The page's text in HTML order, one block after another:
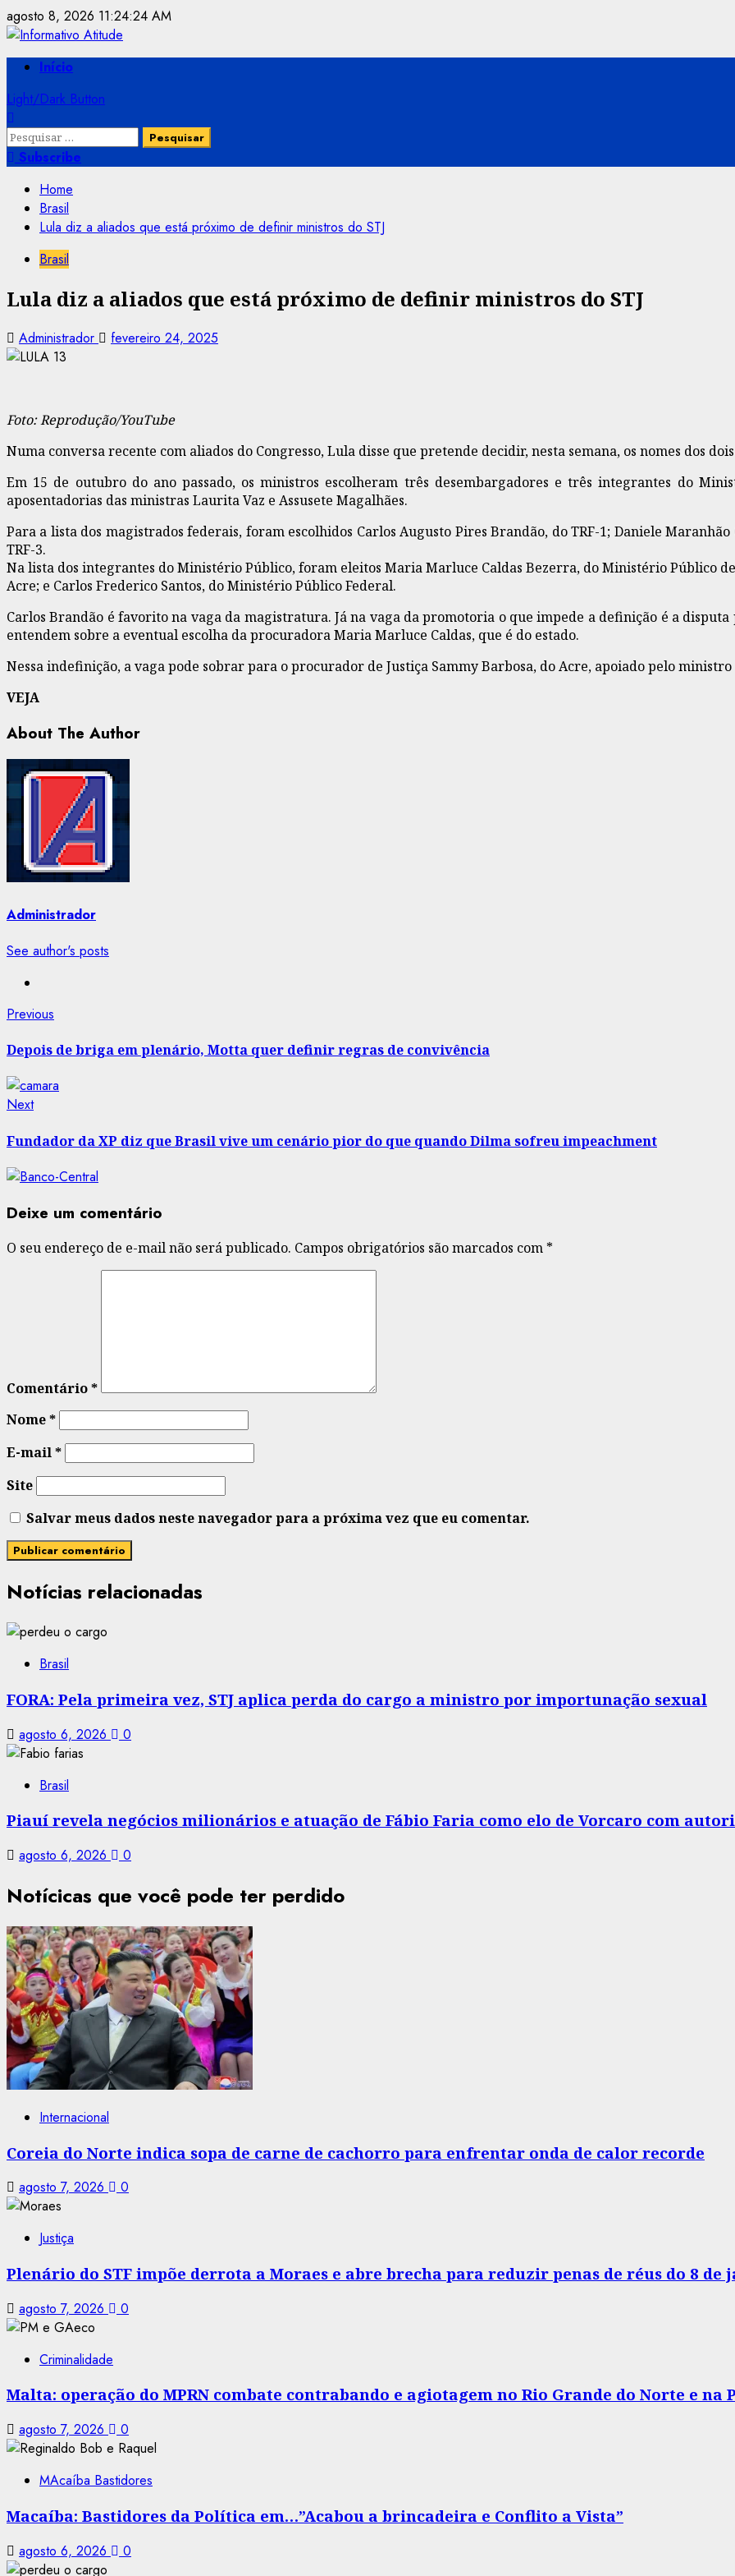
Skip
to
content
agosto 8, 2026 11:24:25 AM
PrimaryInício
Light/Dark Button
Pesquisar
por:Subscribe
Home
Brasil
Lula diz a aliados que está próximo de definir ministros do STJ
Brasil
Lula diz a aliados que está próximo de definir ministros do STJ
Administrador fevereiro 24, 2025
Foto: Reprodução/YouTube
Numa conversa recente com aliados do Congresso, Lula disse que pretende decidir, nesta semana, os nomes dos
Em 15 de outubro do ano passado, os ministros escolheram três desembargadores e três integrantes do
aposentadorias das ministras Laurita Vaz e Assusete Magalhães.
Para a lista dos magistrados federais, foram escolhidos Carlos Augusto Pires Brandão, do TRF-1; Daniele
TRF-3.
Na lista dos integrantes do Ministério Público, foram eleitos Maria Marluce Caldas Bezerra, do Ministério Público
Acre; e Carlos Frederico Santos, do Ministério Público Federal.
Carlos Brandão é favorito na vaga da magistratura. Já na vaga da promotoria o que impede a definição é a
entendem sobre a eventual escolha da procuradora Maria Marluce Caldas, que é do estado.
Nessa indefinição, a vaga pode sobrar para o procurador de Justiça Sammy Barbosa, do Acre, apoiado pelo ministro
VEJA
About The Author
Administrador
See author's posts
Post
navigation
Previous
Depois de briga em plenário, Motta quer definir regras de convivência
NextNext
Fundador da XP diz que Brasil vive um cenário pior do que quando Dilma sofreu impeachment
Deixe um comentário
O seu endereço de e-mail não será publicado. Campos obrigatórios são marcados com *
Comentário*
Nome*
E-mail*
Site
Salvar meus dados neste navegador para a próxima vez que eu comentar.
Notícias relacionadas
Brasil
FORA: Pela primeira vez, STJ aplica perda do cargo a ministro por importunação sexual
agosto 6, 2026 0
Brasil
Piauí revela negócios milionários e atuação de Fábio Faria como elo de Vorcaro com
agosto 6, 2026 0
Notícicas que você pode ter perdido
Internacional
Coreia do Norte indica sopa de carne de cachorro para enfrentar onda de calor recorde
agosto 7, 2026 0
Justiça
Plenário do STF impõe derrota a Moraes e abre brecha para reduzir penas de réus do 8 de
agosto 7, 2026 0
Criminalidade
Malta: operação do MPRN combate contrabando e agiotagem no Rio Grande do Norte e na
agosto 7, 2026 0
MAcaíba Bastidores
Macaíba: Bastidores da Política em…”Acabou a brincadeira e Conflito a Vista”
agosto 6, 2026 0